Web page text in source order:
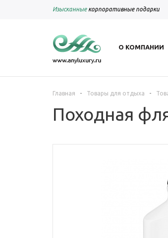
Изысканныекорпоративные подарки
О КОМПАНИИ
Главная - Товары для отдыха -
Походная